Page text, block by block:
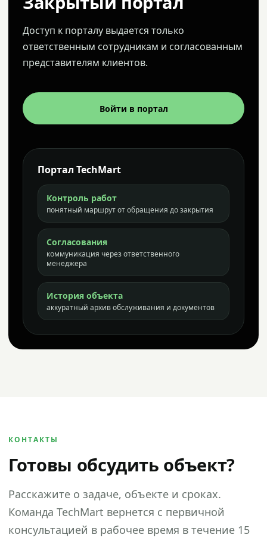
Доступ к порталу выдается только
ответственным сотрудникам и согласованным
представителям клиентов.
Войти в портал
Портал TechMart
Контроль работ
понятный маршрут от обращения до закрытия
Согласования
коммуникация через ответственного
менеджера
История объекта
аккуратный архив обслуживания и документов
КОНТАКТЫ
Готовы обсудить объект?
Расскажите о задаче, объекте и сроках.
Команда TechMart вернется с первичной
консультацией в рабочее время в течение 15